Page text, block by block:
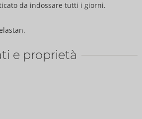
da indossare tutti i giorni.
e proprietà